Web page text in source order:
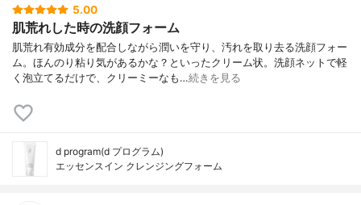
5.00
肌荒れした時の洗顔フォーム
肌荒れ有効成分を配合しながら潤いを守り、汚れを取り去る洗顔フォー
ム。ほんのり粘り気があるかな？といったクリーム状。洗顔ネットで軽
く泡立てるだけで、クリーミーなも…続きを見る
d program(d プログラム)
エッセンスイン クレンジングフォーム